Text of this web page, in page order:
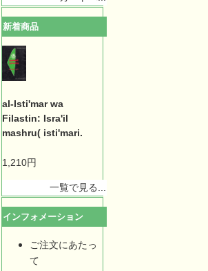
新着商品
al-Isti'mar wa
Filastin: Isra'il
mashru( isti'mari.
1,210円
一覧で見る...
インフォメーション
ご注文にあたっ
て